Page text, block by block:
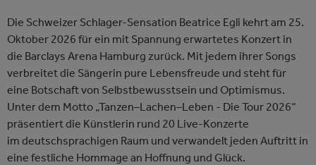
Die Schweizer Schlager-Sensation Beatrice Egli kehrt am 25.
Oktober 2026 für ein mit Spannung erwartetes Konzert in
die Barclays Arena Hamburg zurück. Mit jedem ihrer Songs
verbreitet die Sängerin pure Lebensfreude und steht für
eine Botschaft von Selbstbewusstsein und Optimismus.
Unter dem Motto „Tanzen–Lachen–Leben - Die Tour 2026“
präsentiert die Künstlerin rund 20 Live-Konzerte
im deutschsprachigen Raum und verwandelt jeden Auftritt in
eine festliche Hommage an Hoffnung und Glück.